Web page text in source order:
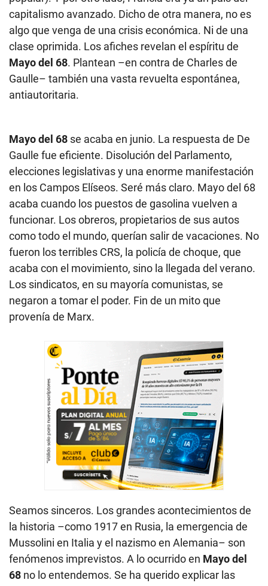
capitalismo avanzado. Dicho de otra manera, no es
algo que venga de una crisis económica. Ni de una
clase oprimida. Los afiches revelan el espíritu de
Mayo del 68. Plantean –en contra de Charles de
Gaulle– también una vasta revuelta espontánea,
antiautoritaria.
Mayo del 68 se acaba en junio. La respuesta de De
Gaulle fue eficiente. Disolución del Parlamento,
elecciones legislativas y una enorme manifestación
en los Campos Elíseos. Seré más claro. Mayo del 68
acaba cuando los puestos de gasolina vuelven a
funcionar. Los obreros, propietarios de sus autos
como todo el mundo, querían salir de vacaciones. No
fueron los terribles CRS, la policía de choque, que
acaba con el movimiento, sino la llegada del verano.
Los sindicatos, en su mayoría comunistas, se
negaron a tomar el poder. Fin de un mito que
provenía de Marx.
Seamos sinceros. Los grandes acontecimientos de
la historia –como 1917 en Rusia, la emergencia de
Mussolini en Italia y el nazismo en Alemania– son
fenómenos imprevistos. A lo ocurrido en Mayo del
68 no lo entendemos. Se ha querido explicar las